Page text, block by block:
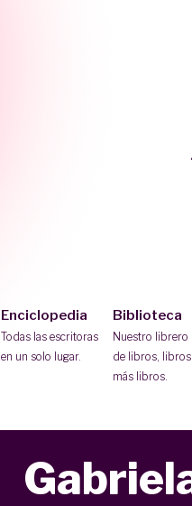
Enciclopedia
Todas las escritoras
en un solo lugar.
Biblioteca
Nuestro librero
de libros,
más libros.